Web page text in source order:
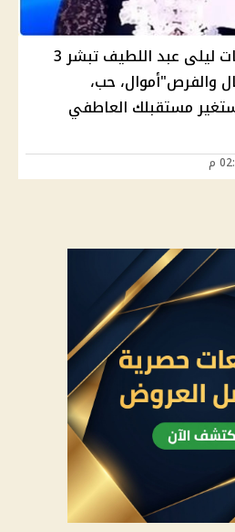
ثروة من السماء.. توقعات ليلى عبد اللطيف تبشر 3
والفرص"أموال، حب،
مستقبلك العاطفي